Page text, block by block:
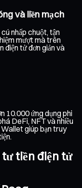
và liền mạch
nhấp chuột, tận
mượt mà trên
điện tử đơn giản và
10.000 ứng dụng phi
DeFi, NFT và nhiều
giúp bạn truy
tiền điện tử